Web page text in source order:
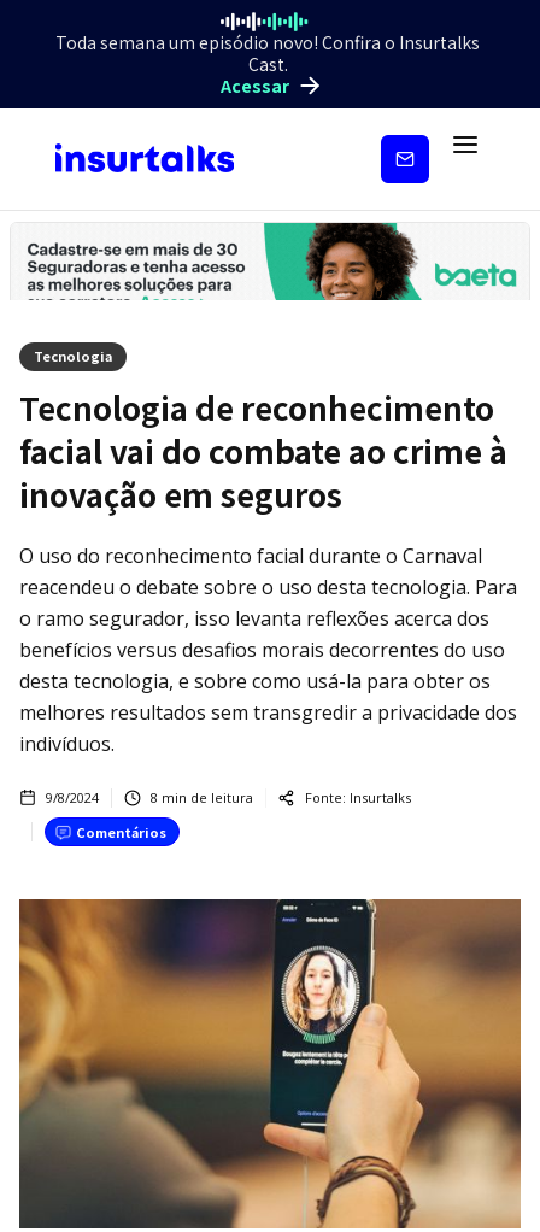
Toda semana um episódio novo! Confira o Insurtalks
Cast.
Acessar
Inscreva-
Tecnologia
Tecnologia de reconhecimento
facial vai do combate ao crime à
inovação em seguros
O uso do reconhecimento facial durante o Carnaval
reacendeu o debate sobre o uso desta tecnologia. Para
o ramo segurador, isso levanta reflexões acerca dos
benefícios versus desafios morais decorrentes do uso
desta tecnologia, e sobre como usá-la para obter os
melhores resultados sem transgredir a privacidade dos
indivíduos.
9/8/2024 8 min de leitura Fonte: Insurtalks
Comentários